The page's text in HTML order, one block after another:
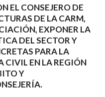
EL CONSEJERO DE
DE LA CARM,
EXPONER LA
DEL SECTOR Y
PARA LA
CIVIL EN LA REGIÓN
Y